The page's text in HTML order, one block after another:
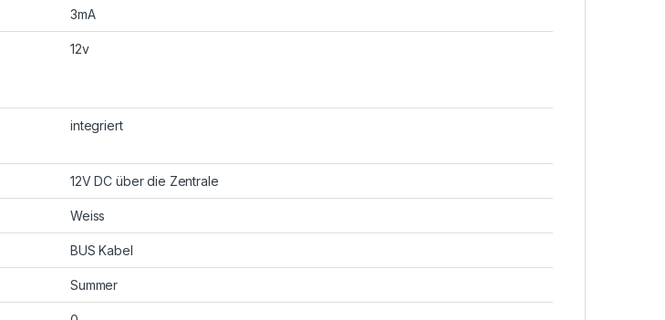
3mA
12v
integriert
12V DC über die Zentrale
Weiss
BUS Kabel
Summer